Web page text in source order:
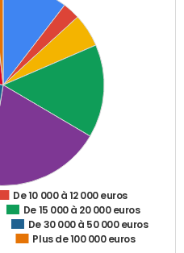
De 10 000 à 12 000 euros
De 15 000 à 20 000 euros
De 30 000 à 50 000 euros
Plus de 100 000 euros